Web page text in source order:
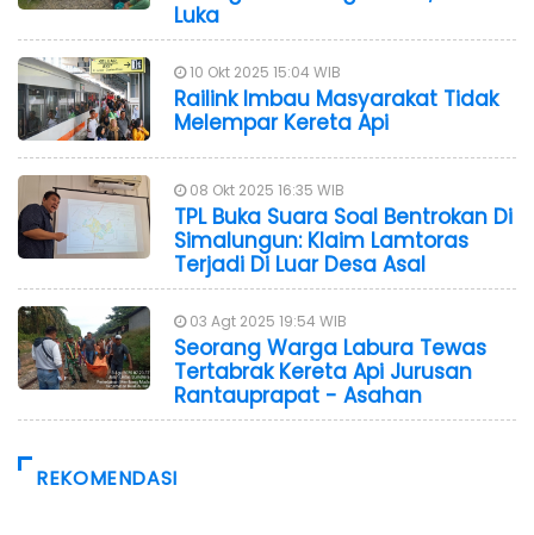
Luka
10 Okt 2025 15:04 WIB
Railink Imbau Masyarakat Tidak
Melempar Kereta Api
08 Okt 2025 16:35 WIB
TPL Buka Suara Soal Bentrokan Di
Simalungun: Klaim Lamtoras
Terjadi Di Luar Desa Asal
03 Agt 2025 19:54 WIB
Seorang Warga Labura Tewas
Tertabrak Kereta Api Jurusan
Rantauprapat - Asahan
REKOMENDASI